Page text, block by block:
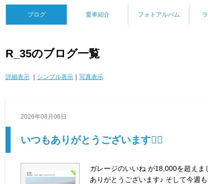
ブログ 愛車紹介 フォトアルバム
R_35のブログ一覧
詳細表示 シンプル表示 写真表示
2026年08月06日
いつもありがとうございます🙇‍♂️
ガレージのいいね が18,000を超えま
ありがとうございます♪ そして今週